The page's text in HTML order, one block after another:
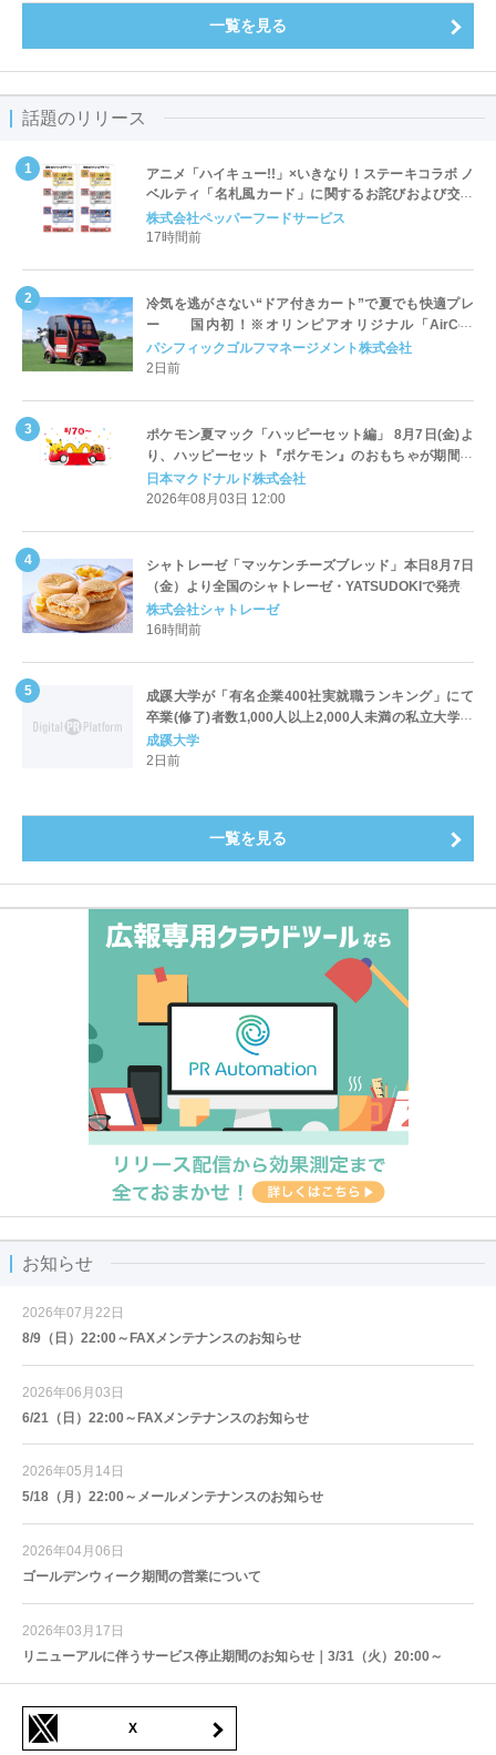
一覧を見る
話題のリリース
アニメ「ハイキュー!!」×いきなり！ステーキコラボ ノ
ベルティ「名札風カード」に関するお詫びおよび交換
対応についてのご案内
株式会社ペッパーフードサービス
17時間前
冷気を逃がさない“ドア付きカート”で夏でも快適プレ
ー 国内初！※オリンピアオリジナル「AirCon
Cart（エアコンカート）」導入 | ＰＧＭ
パシフィックゴルフマネージメント株式会社
2日前
ポケモン夏マック「ハッピーセット編」 8月7日(金)よ
り、ハッピーセット『ポケモン』のおもちゃが期間限
定登場
日本マクドナルド株式会社
2026年08月03日 12:00
シャトレーゼ「マッケンチーズブレッド」本日8月7日
（金）より全国のシャトレーゼ・YATSUDOKIで発売
株式会社シャトレーゼ
16時間前
成蹊大学が「有名企業400社実就職ランキング」にて
卒業(修了)者数1,000人以上2,000人未満の私立大学で
全国第1位を獲得！～実就職率は26.5%（前年比＋
4.3pt）に伸長、東京の私立大学でも10位にランクイン
成蹊大学
2日前
一覧を見る
お知らせ
2026年07月22日
8/9（日）22:00～FAXメンテナンスのお知らせ
2026年06月03日
6/21（日）22:00～FAXメンテナンスのお知らせ
2026年05月14日
5/18（月）22:00～メールメンテナンスのお知らせ
2026年04月06日
ゴールデンウィーク期間の営業について
2026年03月17日
リニューアルに伴うサービス停止期間のお知らせ｜3/31（火）20:00～
X